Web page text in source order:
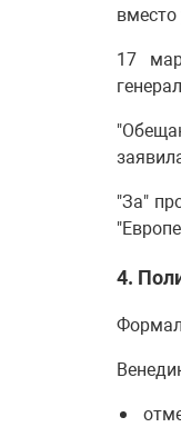
17
"За"
4.